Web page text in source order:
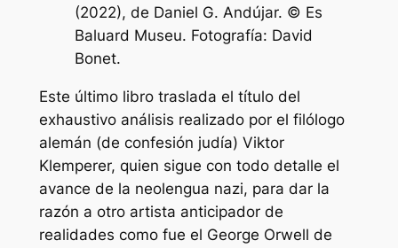
(2022), de Daniel G. Andújar. © Es
Baluard Museu. Fotografía: David
Bonet.
Este último libro traslada el título del
exhaustivo análisis realizado por el filólogo
alemán (de confesión judía) Viktor
Klemperer, quien sigue con todo detalle el
avance de la neolengua nazi, para dar la
razón a otro artista anticipador de
realidades como fue el George Orwell de